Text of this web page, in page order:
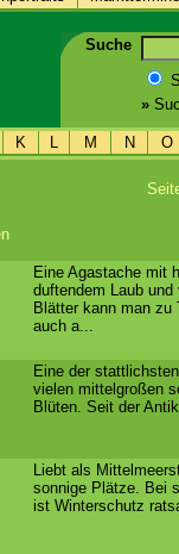
Suche
»
K L M N O
Eine Agastache mit
duftendem Laub
Blätter kann man zu
auch a...
Eine der
vielen mittelgroßen
Blüten. Seit der
Liebt als
sonnige Plätze. Bei
ist Winterschutz